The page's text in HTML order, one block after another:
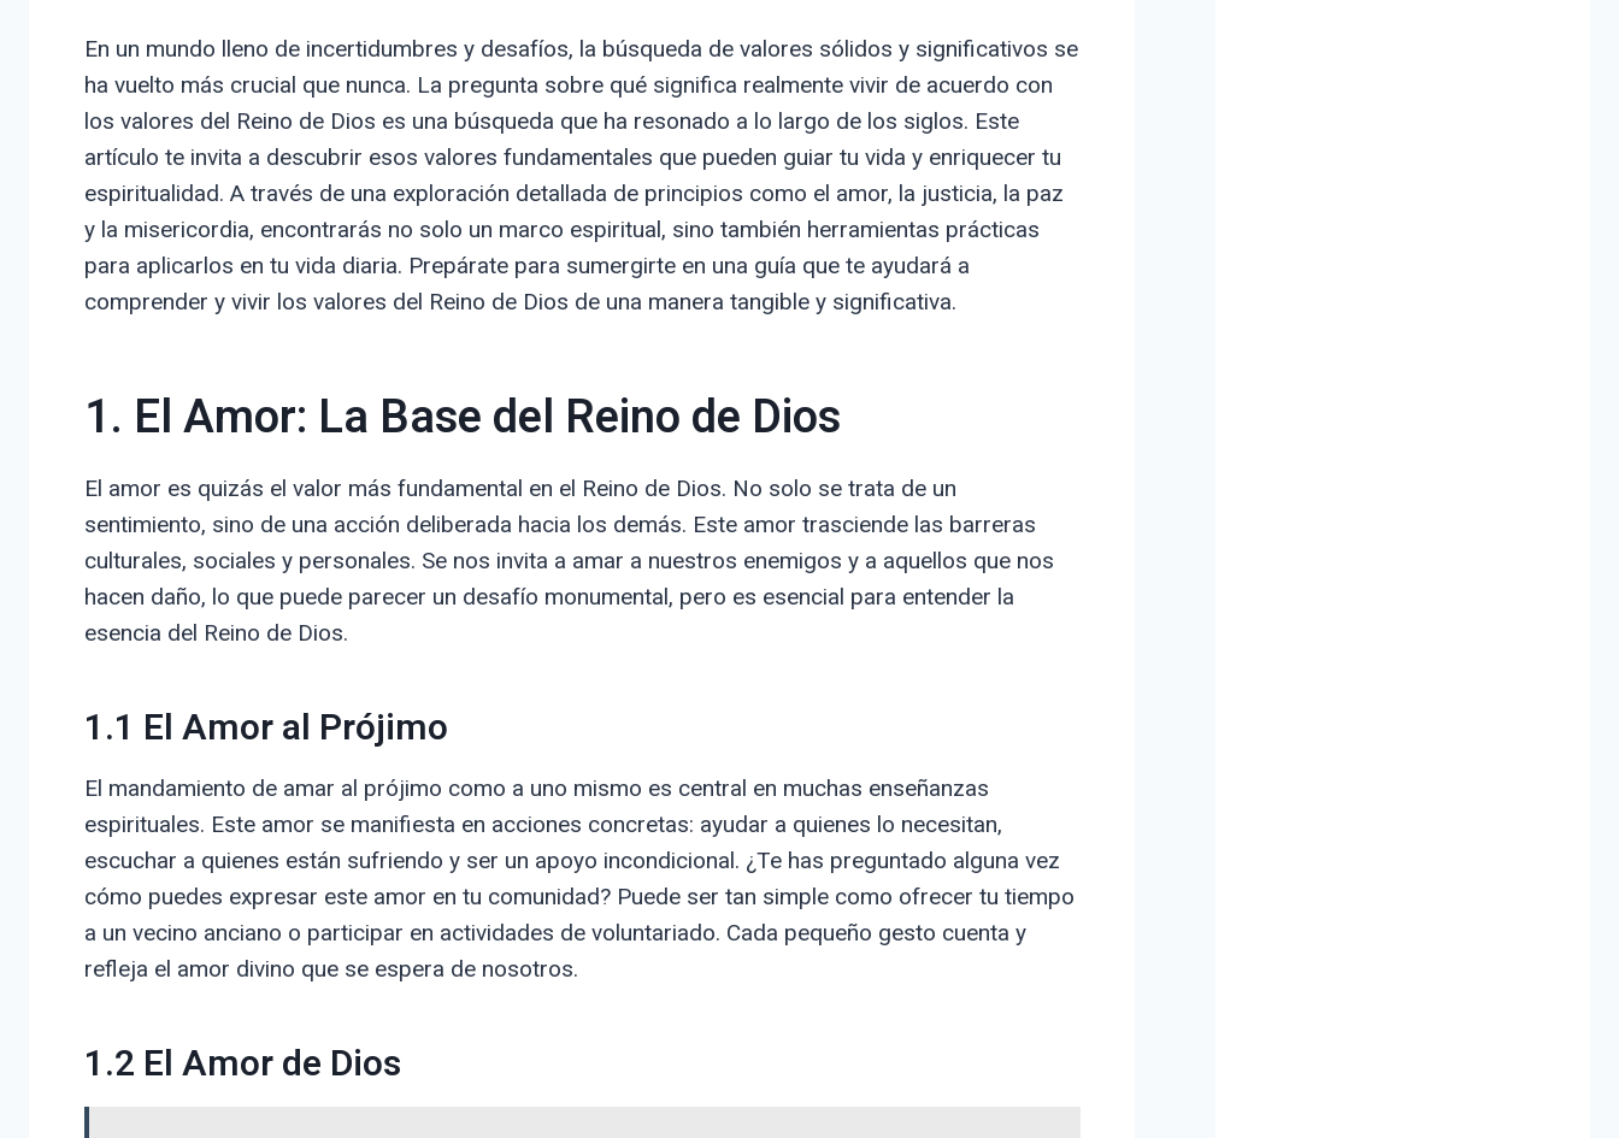
En un mundo lleno de incertidumbres y desafíos, la búsqueda de valores sólidos y significativos se
ha vuelto más crucial que nunca. La pregunta sobre qué significa realmente vivir de acuerdo con
los valores del Reino de Dios es una búsqueda que ha resonado a lo largo de los siglos. Este
artículo te invita a descubrir esos valores fundamentales que pueden guiar tu vida y enriquecer tu
espiritualidad. A través de una exploración detallada de principios como el amor, la justicia, la paz
y la misericordia, encontrarás no solo un marco espiritual, sino también herramientas prácticas
para aplicarlos en tu vida diaria. Prepárate para sumergirte en una guía que te ayudará a
comprender y vivir los valores del Reino de Dios de una manera tangible y significativa.
1. El Amor: La Base del Reino de Dios
El amor es quizás el valor más fundamental en el Reino de Dios. No solo se trata de un
sentimiento, sino de una acción deliberada hacia los demás. Este amor trasciende las barreras
culturales, sociales y personales. Se nos invita a amar a nuestros enemigos y a aquellos que nos
hacen daño, lo que puede parecer un desafío monumental, pero es esencial para entender la
esencia del Reino de Dios.
1.1 El Amor al Prójimo
El mandamiento de amar al prójimo como a uno mismo es central en muchas enseñanzas
espirituales. Este amor se manifiesta en acciones concretas: ayudar a quienes lo necesitan,
escuchar a quienes están sufriendo y ser un apoyo incondicional. ¿Te has preguntado alguna vez
cómo puedes expresar este amor en tu comunidad? Puede ser tan simple como ofrecer tu tiempo
a un vecino anciano o participar en actividades de voluntariado. Cada pequeño gesto cuenta y
refleja el amor divino que se espera de nosotros.
1.2 El Amor de Dios